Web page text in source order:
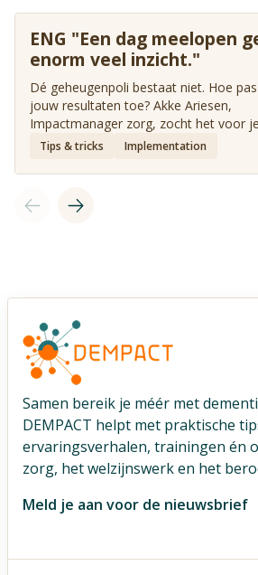
ENG "Een dag meelopen
enorm veel inzicht."
Dé geheugenpoli bestaat niet. Hoe
jouw resultaten toe? Akke Ariesen,
Impactmanager zorg, zocht het voor
Tips & tricks Implementation
Samen bereik je méér met
DEMPACT helpt met praktische
ervaringsverhalen, trainingen én
zorg, het welzijnswerk en het
Meld je aan voor de nieuwsbrief